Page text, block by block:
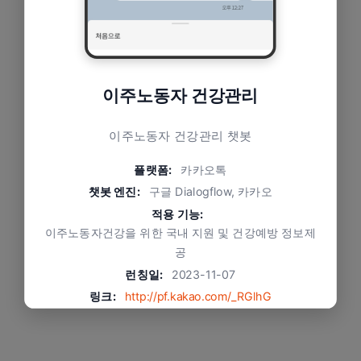
이주노동자 건강관리
이주노동자 건강관리 챗봇
플랫폼: 카카오톡
챗봇 엔진: 구글 Dialogflow, 카카오
적용 기능:
이주노동자건강을 위한 국내 지원 및 건강예방 정보제
공
런칭일:
2023-11-07
링크:
http://pf.kakao.com/_RGlhG